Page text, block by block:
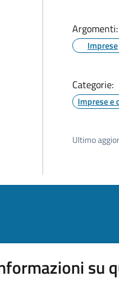
Argomenti:
Imprese
Categorie:
Imprese e
Ultimo
su